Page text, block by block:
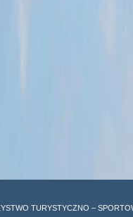
TURYSTYCZNO –